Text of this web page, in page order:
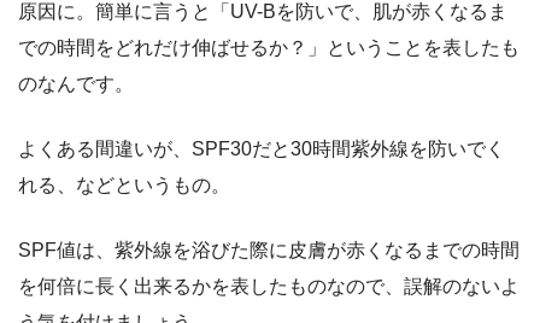
原因に。簡単に言うと「 UV-Bを防いで、肌が赤くなるま
での時間をどれだけ伸ばせるか？ 」ということを表したも
のなんです。
よくある間違いが、SPF30だと30時間紫外線を防いでく
れる、などというもの。
SPF値は、紫外線を浴びた際に 皮膚が赤くなるまでの時間
を何倍に長く出来るかを表したものなので、誤解のないよ